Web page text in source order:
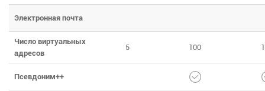
Электронная почта
Число виртуальных
адресов
5 100
Псевдоним++